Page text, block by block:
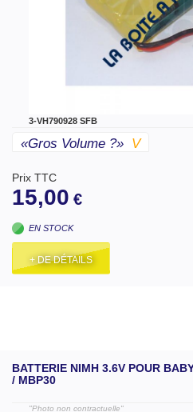
3-VH790928 SFB
«gros Volume ?» V
Prix TTC
15,00 €
EN STOCK
+ DE DÉTAILS
BATTERIE NIMH 3.6V POUR
/ MBP30
"Photo non contractuelle"